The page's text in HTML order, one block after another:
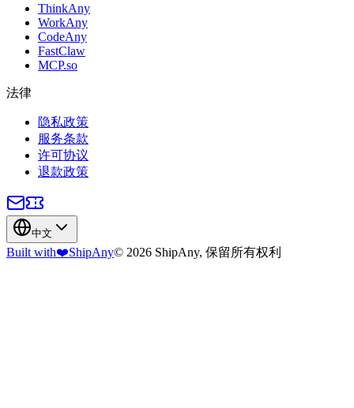
ThinkAny
WorkAny
CodeAny
FastClaw
MCP.so
法律
隐私政策
服务条款
许可协议
退款政策
中文
Built with❤️ShipAny© 2026 ShipAny, 保留所有权利